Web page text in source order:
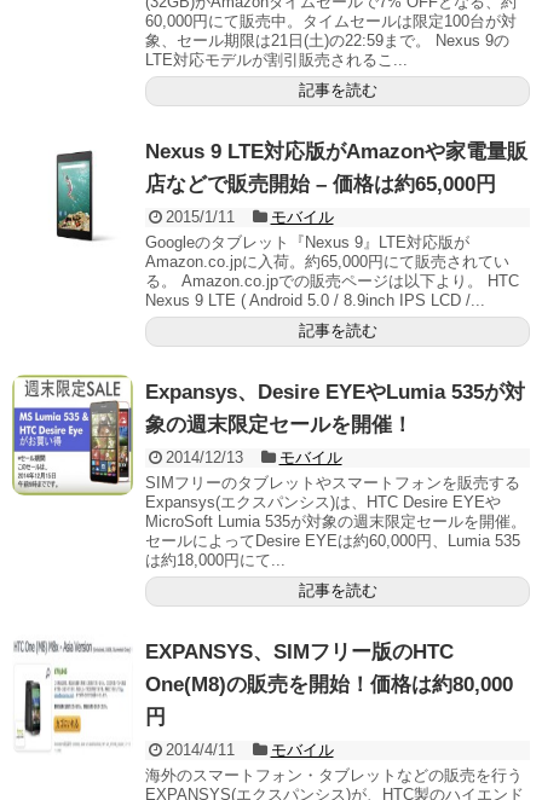
60,000円にて販売中。タイムセールは限定100台が対
象、セール期限は21日(土)の22:59まで。 Nexus 9の
LTE対応モデルが割引販売されるこ...
記事を読む
Nexus 9 LTE対応版がAmazonや家電量販
店などで販売開始 – 価格は約65,000円
2015/1/11
モバイル
Googleのタブレット『Nexus 9』LTE対応版が
Amazon.co.jpに入荷。約65,000円にて販売されてい
る。 Amazon.co.jpでの販売ページは以下より。 HTC
Nexus 9 LTE ( Android 5.0 / 8.9inch IPS LCD /...
記事を読む
Expansys、Desire EYEやLumia 535が対
象の週末限定セールを開催！
2014/12/13
モバイル
SIMフリーのタブレットやスマートフォンを販売する
Expansys(エクスパンシス)は、HTC Desire EYEや
MicroSoft Lumia 535が対象の週末限定セールを開催。
セールによってDesire EYEは約60,000円、Lumia 535
は約18,000円にて...
記事を読む
EXPANSYS、SIMフリー版のHTC
One(M8)の販売を開始！価格は約80,000
円
2014/4/11
モバイル
海外のスマートフォン・タブレットなどの販売を行う
EXPANSYS(エクスパンシス)が、HTC製のハイエンド